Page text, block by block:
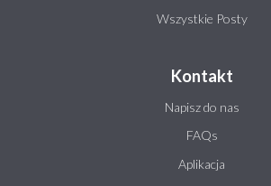
Wszystkie Posty
Kontakt
Napisz do nas
FAQs
Aplikacja